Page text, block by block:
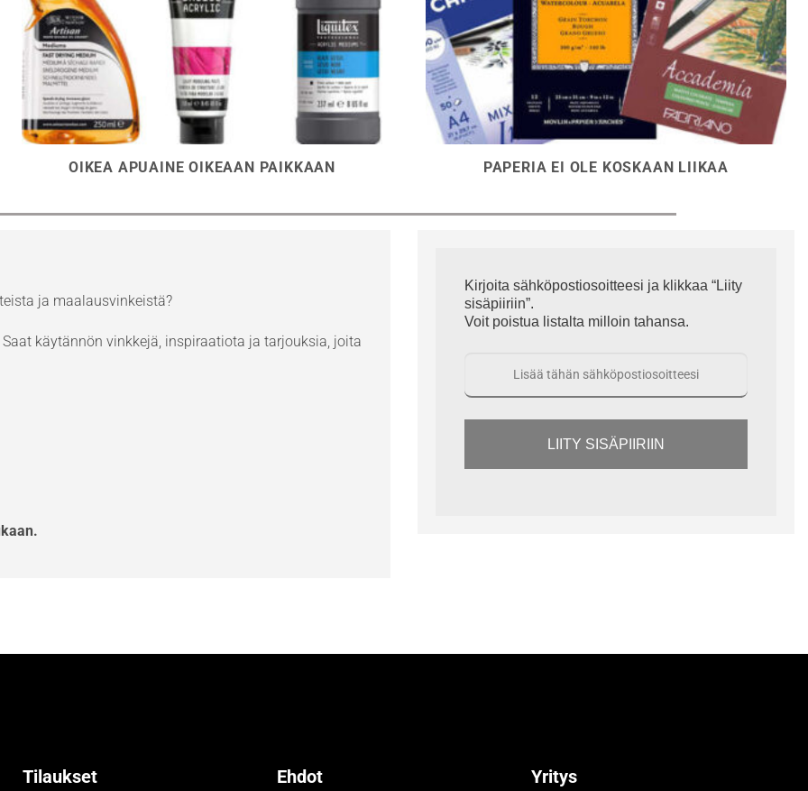
OIKEA APUAINE OIKEAAN PAIKKAAN PAPERIA EI OLE KOSKAAN LIIKAA
ja maalausvinkeistä?
käytännön vinkkejä, inspiraatiota ja tarjouksia, joita
Kirjoita sähköpostiosoitteesi ja klikkaa “Liity
sisäpiiriin”.
Voit poistua listalta milloin tahansa.
LIITY SISÄPIIRIIN
Tilaukset Ehdot Yritys